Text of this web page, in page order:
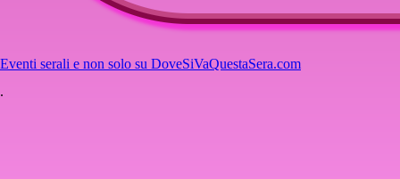
molto più di quelli all'interno, ma
poiché la presenza del liquido
forme.
Eventi serali e non solo su DoveSiVaQuestaSera.com
.